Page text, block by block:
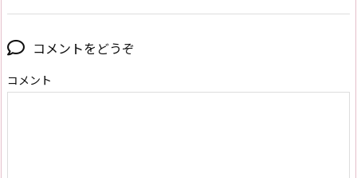
コメントをどうぞ
コメント